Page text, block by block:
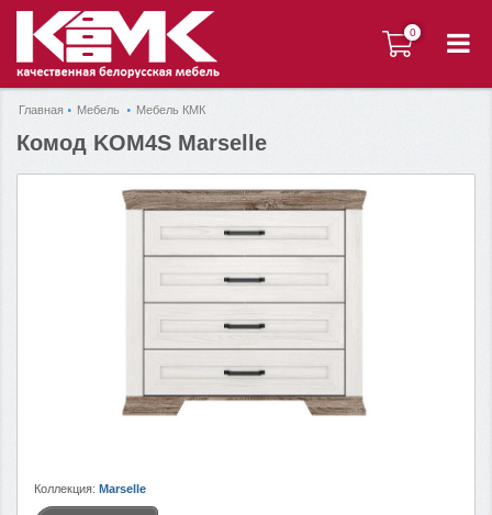
0
0
Главная Мебель Мебель КМК
Комод KOM4S Marselle
Коллекция: Marselle